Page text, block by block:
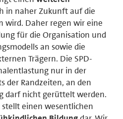
in naher Zukunft auf die
wird. Daher regen wir eine
für die Organisation und
an sowie die
Trägern. Die SPD-
nur in der
der Randzeiten, an den
darf nicht gerüttelt werden.
stellt einen wesentlichen